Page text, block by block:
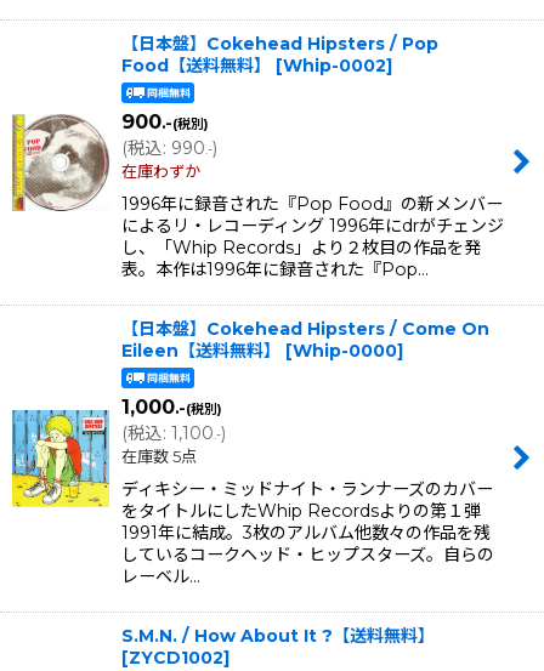
【日本盤】Cokehead Hipsters / Pop
Food【送料無料】
[Whip-0002]
900.-(税別)
(税込: 990.-)
在庫わずか
1996年に録音された『Pop Food』の新メンバー
によるリ・レコーディング 1996年にdrがチェンジ
し、「Whip Records」より２枚目の作品を発
表。本作は1996年に録音された『Pop…
【日本盤】Cokehead Hipsters / Come On
Eileen【送料無料】
[Whip-0000]
1,000.-(税別)
(税込: 1,100.-)
在庫数 5点
ディキシー・ミッドナイト・ランナーズのカバー
をタイトルにしたWhip Recordsよりの第１弾
1991年に結成。3枚のアルバム他数々の作品を残
しているコークヘッド・ヒップスターズ。自らの
レーベル…
S.M.N. / How About It ?【送料無料】
[ZYCD1002]